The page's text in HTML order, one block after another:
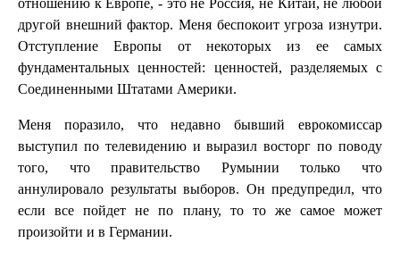
отношению к Европе, - это не Россия, не Китай, не любой
другой внешний фактор. Меня беспокоит угроза изнутри.
Отступление Европы от некоторых из ее самых
фундаментальных ценностей: ценностей, разделяемых с
Соединенными Штатами Америки.
Меня поразило, что недавно бывший еврокомиссар
выступил по телевидению и выразил восторг по поводу
того, что правительство Румынии только что
аннулировало результаты выборов. Он предупредил, что
если все пойдет не по плану, то то же самое может
произойти и в Германии.